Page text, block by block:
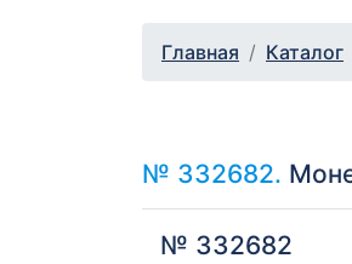
Главная Каталог
№ 332682.
№ 332682